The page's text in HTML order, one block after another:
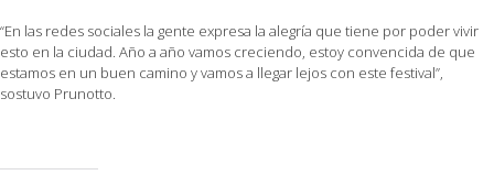
“En las redes sociales la gente expresa la alegría que tiene por poder vivir
esto en la ciudad. Año a año vamos creciendo, estoy convencida de que
estamos en un buen camino y vamos a llegar lejos con este festival”,
sostuvo Prunotto.